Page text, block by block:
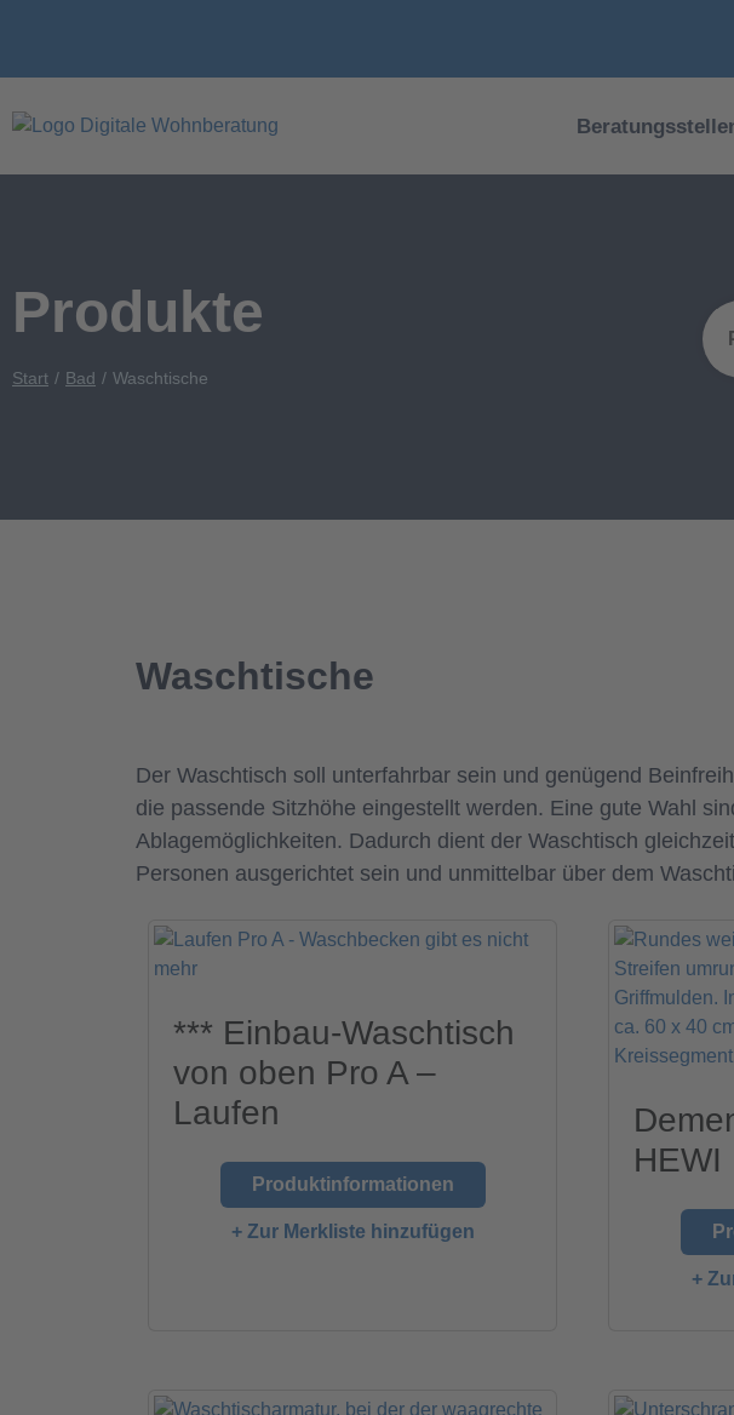
Produkte
Start Bad Waschtische
Waschtische
Der Waschtisch soll unterfahrbar sein und genügend
die passende Sitzhöhe eingestellt werden. Eine gute Wahl
Ablagemöglichkeiten. Dadurch dient der Waschtisch
Personen ausgerichtet sein und unmittelbar über dem
*** Einbau-Waschtisch
von oben Pro A –
Laufen
Produktinformationen
+ Zur Merkliste hinzufügen
HEWI
+